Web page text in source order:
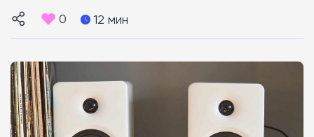
0 12 мин